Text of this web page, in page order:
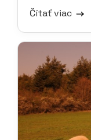
Čítať viac